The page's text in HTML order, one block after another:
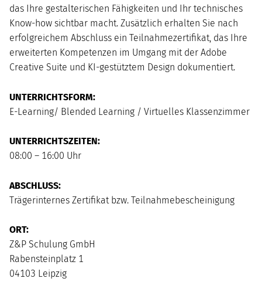
das Ihre gestalterischen Fähigkeiten und Ihr technisches
Know-how sichtbar macht. Zusätzlich erhalten Sie nach
erfolgreichem Abschluss ein Teilnahmezertifikat, das Ihre
erweiterten Kompetenzen im Umgang mit der Adobe
Creative Suite und KI-gestütztem Design dokumentiert.
UNTERRICHTSFORM:
E-Learning/ Blended Learning / Virtuelles Klassenzimmer
UNTERRICHTSZEITEN:
08:00 – 16:00 Uhr
ABSCHLUSS:
Trägerinternes Zertifikat bzw. Teilnahmebescheinigung
ORT:
Z&P Schulung GmbH
Rabensteinplatz 1
04103 Leipzig